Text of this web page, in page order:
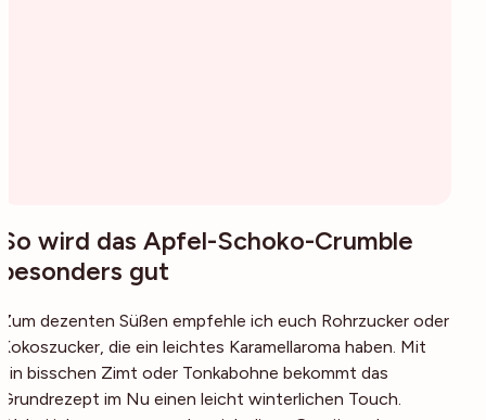
So wird das Apfel-Schoko-Crumble
besonders gut
Zum dezenten Süßen empfehle ich euch Rohrzucker oder
Kokoszucker, die ein leichtes Karamellaroma haben. Mit
ein bisschen Zimt oder Tonkabohne bekommt das
Grundrezept im Nu einen leicht winterlichen Touch.